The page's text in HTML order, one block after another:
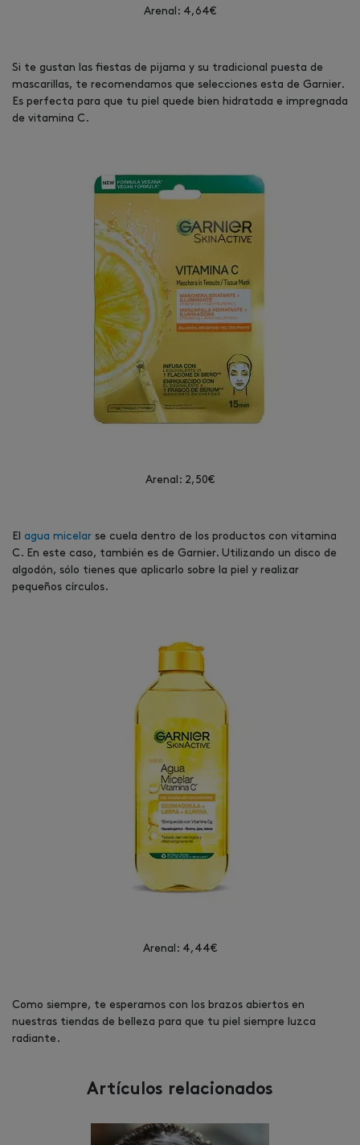
Arenal: 4,64€
Si te gustan las fiestas de pijama y su tradicional puesta de
mascarillas, te recomendamos que selecciones esta de Garnier.
Es perfecta para que tu piel quede bien hidratada e impregnada
de vitamina C.
Arenal: 2,50€
El agua micelar se cuela dentro de los productos con vitamina
C. En este caso, también es de Garnier. Utilizando un disco de
algodón, sólo tienes que aplicarlo sobre la piel y realizar
pequeños círculos.
Arenal: 4,44€
Como siempre, te esperamos con los brazos abiertos en
nuestras tiendas de belleza para que tu piel siempre luzca
radiante.
Artículos relacionados